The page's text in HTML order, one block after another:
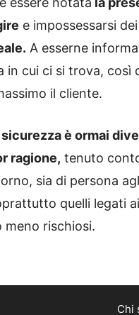
e impossessarsi
A esserne
in cui ci si trova,
il cliente.
è ormai
ragione, tenuto
sia di persona
quelli legati
rischiosi.
Chi